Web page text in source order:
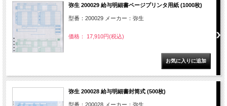
弥生 200029 給与明細書ページプリンタ用紙 (1000枚)
型番：200029 メーカー：弥生
価格： 17,910円(税込)
弥生 200028 給与明細書封筒式 (500枚)
型番：200028 メーカー：弥生